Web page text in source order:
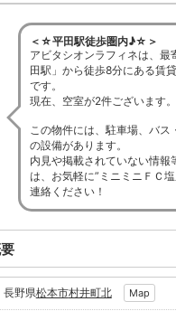
＜☆平田駅徒歩圏内♪☆＞
アビタシオンラフィネは、最
田駅」から徒歩8分にある賃
です。
現在、空室が2件ございます。
この物件には、駐車場、バス
の設備があります。
内見や掲載されていない情報
は、お気軽に”ミニミニＦＣ
連絡ください！
長野県松本市村井町北 Map